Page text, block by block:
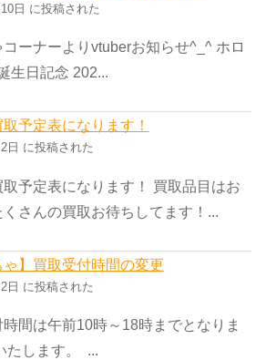
日 に投稿された
コーナーよりvtuberお知らせ^_^ ホロ
生日記念 202...
取予定表になります！
日 に投稿された
取予定表になります！ 買取品目はお
さんの買取お待ちしてます！...
ゃ】買取受付時間の変更
日 に投稿された
間は午前10時～18時までとなりま
たします。 ...